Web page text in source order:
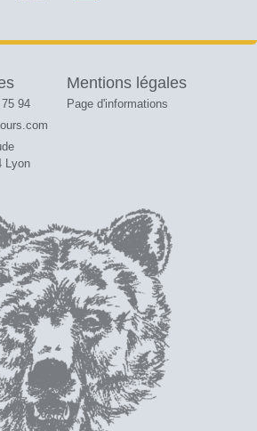
94
Lyon
Mentions légales
Page d'informations